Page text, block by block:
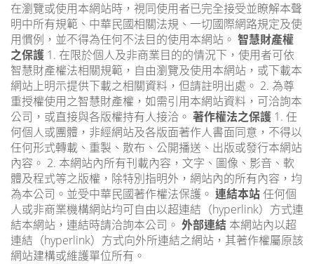
在瀏覽或使用本網站時，視同使用者已完全接受並瞭解本聲
明中所有規範、中華民國相關法規、一切國際網路規定及使
用慣例，並不得為任何不法目的使用本網站。 智慧財產權
之保護 1. 在限於個人及非商業目的的情況下，使用者可依
智慧財產權法相關規範，自由瀏覽及使用本網站，或下載本
網站上明示提供下載之相關資料，但請註明出處。 2. 為尊
重授權使用之智慧財產權，如需引用本網站資料，可洽詢本
公司，或直接與各版權持有人接洽。 著作權法之保護 1. 任
何個人或團體，非經網站及各版面著作人書面同意，不得以
任何形式轉載、重製、散布、公開播送、出版或發行本網站
內容。 2. 本網站內所有刊載內容，文字、圖像、影音、軟
體及程式等之版權，除特別指明外，網站內的所有內容，均
為本公司。並受中華民國著作權法保護。 連結本站任何個
人或非商業機構網站均可自由以超連結（hyperlink）方式連
結本網站，連結時請洽詢本公司。 外部連結 本網站內以超
連結（hyperlink）方式向外所連結之網站，其著作權屬原該
網站建構或維護單位所有。